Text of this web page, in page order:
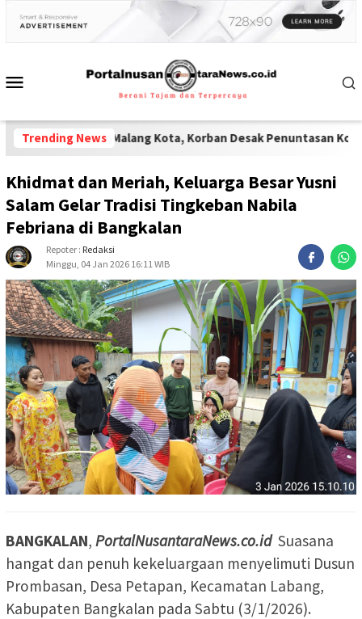
Trending News
Malang Kota, Korban Desak Penuntasan Kode Etik"-
Khidmat dan Meriah, Keluarga Besar Yusni
Salam Gelar Tradisi Tingkeban Nabila
Febriana di Bangkalan
Repoter : Redaksi
Minggu, 04 Jan 2026 16:11 WIB
BANGKALAN, PortalNusantaraNews.co.idSuasana
hangat dan penuh kekeluargaan menyelimuti Dusun
Prombasan, Desa Petapan, Kecamatan Labang,
Kabupaten Bangkalan pada Sabtu (3/1/2026).